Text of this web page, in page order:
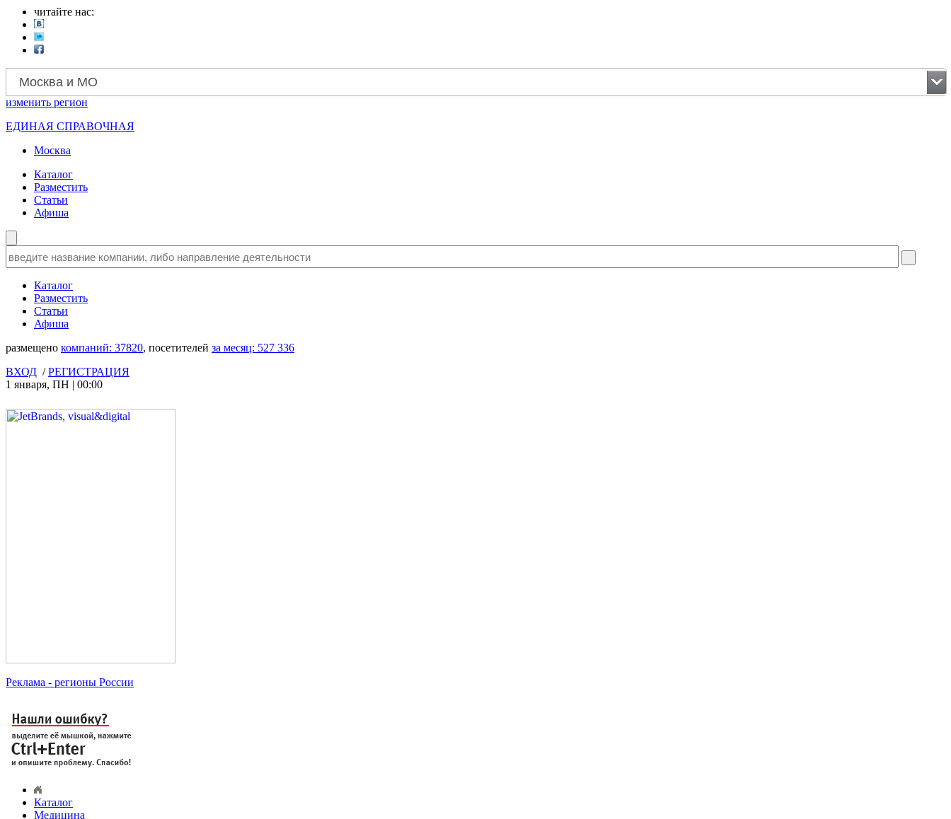
читайте нас:
Москва и МО
изменить регион
ЕДИНАЯ СПРАВОЧНАЯ
Москва
Каталог
Разместить
Статьи
Афиша
Каталог
Разместить
Статьи
Афиша
размещено компаний: 37820, посетителей за месяц: 527 336
ВХОД /РЕГИСТРАЦИЯ
1 января, ПН | 00:00
Реклама - регионы России
Каталог
Медицина